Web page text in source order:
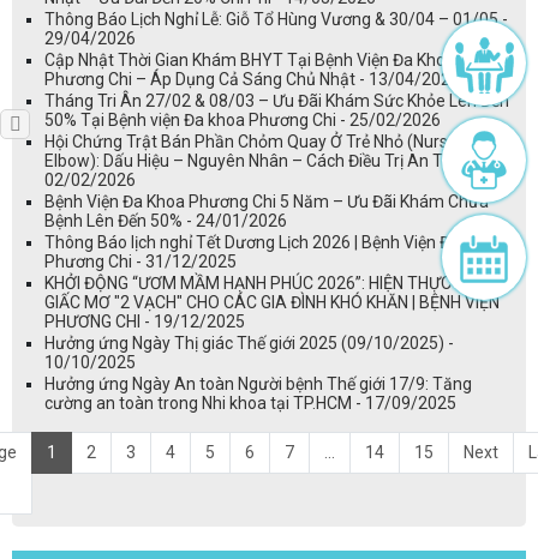
Thông Báo Lịch Nghỉ Lễ: Giỗ Tổ Hùng Vương & 30/04 – 01/05 -
29/04/2026
Cập Nhật Thời Gian Khám BHYT Tại Bệnh Viện Đa Khoa
Phương Chi – Áp Dụng Cả Sáng Chủ Nhật - 13/04/2026
Tháng Tri Ân 27/02 & 08/03 – Ưu Đãi Khám Sức Khỏe Lên Đến
50% Tại Bệnh viện Đa khoa Phương Chi - 25/02/2026
Hội Chứng Trật Bán Phần Chỏm Quay Ở Trẻ Nhỏ (Nursemaid’s
Elbow): Dấu Hiệu – Nguyên Nhân – Cách Điều Trị An Toàn -
02/02/2026
Bệnh Viện Đa Khoa Phương Chi 5 Năm – Ưu Đãi Khám Chữa
Bệnh Lên Đến 50% - 24/01/2026
Thông Báo lịch nghỉ Tết Dương Lịch 2026 | Bệnh Viện Đa khoa
Phương Chi - 31/12/2025
KHỞI ĐỘNG “ƯƠM MẦM HẠNH PHÚC 2026”: HIỆN THỰC HÓA
GIẤC MƠ "2 VẠCH" CHO CÁC GIA ĐÌNH KHÓ KHĂN | BỆNH VIỆN
PHƯƠNG CHI - 19/12/2025
Hưởng ứng Ngày Thị giác Thế giới 2025 (09/10/2025) -
10/10/2025
Hưởng ứng Ngày An toàn Người bệnh Thế giới 17/9: Tăng
cường an toàn trong Nhi khoa tại TP.HCM - 17/09/2025
1 2 3 4 5 6 7 14 15 Next